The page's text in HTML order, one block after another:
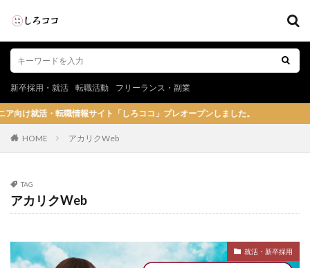
新卒採用・就活 転職活動 フリーランス・副業
イト「しろココ」プレオープンしました。
HOME アカリクWeb
TAG
アカリクWeb
就活・新卒採用